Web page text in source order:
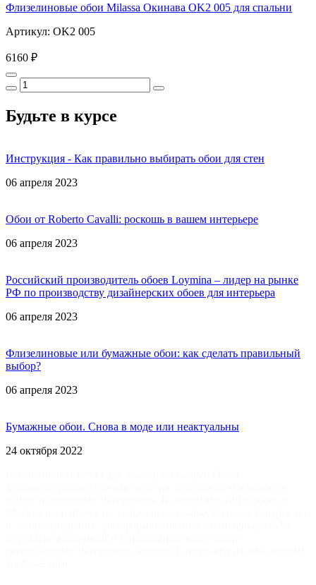
Флизелиновые обои Milassa Окинава OK2 005 для спальни
Артикул: OK2 005
6160 ₽
Будьте в курсе
Инструкция - Как правильно выбирать обои для стен
06 апреля 2023
Обои от Roberto Cavalli: роскошь в вашем интерьере
06 апреля 2023
Российский производитель обоев Loymina – лидер на рынке
РФ по производству дизайнерских обоев для интерьера
06 апреля 2023
Флизелиновые или бумажные обои: как сделать правильный
выбор?
06 апреля 2023
Бумажные обои. Снова в моде или неактуальны
24 октября 2022